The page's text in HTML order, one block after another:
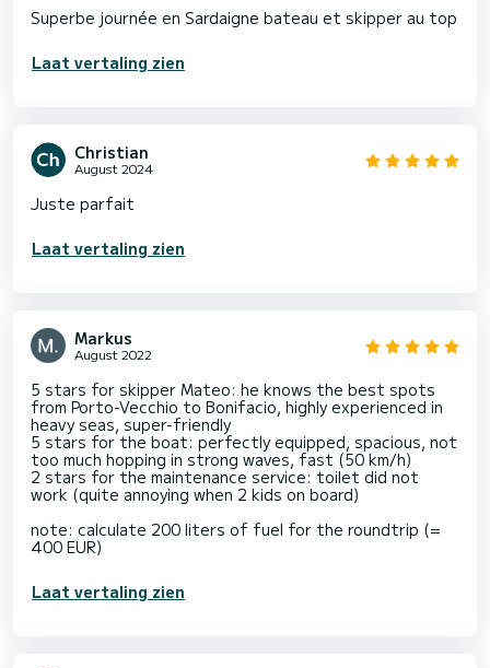
Superbe journée en Sardaigne bateau et skipper au top
Laat vertaling zien
Christian
August 2024
Juste parfait
Laat vertaling zien
Markus
August 2022
5 stars for skipper Mateo: he knows the best spots
from Porto-Vecchio to Bonifacio, highly experienced in
heavy seas, super-friendly
5 stars for the boat: perfectly equipped, spacious, not
too much hopping in strong waves, fast (50 km/h)
2 stars for the maintenance service: toilet did not
work (quite annoying when 2 kids on board)
note: calculate 200 liters of fuel for the roundtrip (=
400 EUR)
Laat vertaling zien